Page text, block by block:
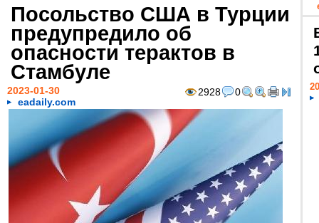
Посольство США в Турции
предупредило об
опасности терактов в
Стамбуле
2928 0
2023-01-30
eadaily.com